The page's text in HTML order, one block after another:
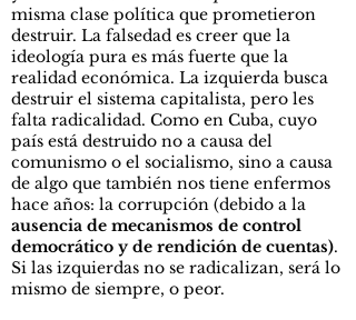
misma clase política que prometieron
destruir. La falsedad es creer que la
ideología pura es más fuerte que la
realidad económica. La izquierda busca
destruir el sistema capitalista, pero les
falta radicalidad. Como en Cuba, cuyo
país está destruido no a causa del
comunismo o el socialismo, sino a causa
de algo que también nos tiene enfermos
hace años: la corrupción (debido a la
ausencia de mecanismos de control
democrático y de rendición de cuentas).
Si las izquierdas no se radicalizan, será lo
mismo de siempre, o peor.